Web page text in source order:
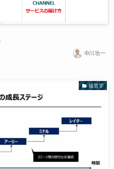
中川功一
経営学